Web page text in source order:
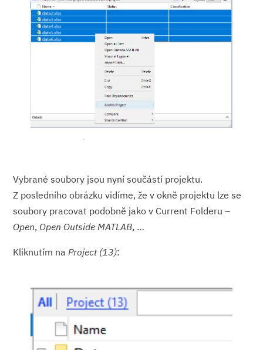
Vybrané soubory jsou nyní součástí projektu.
Z posledního obrázku vidíme, že v okně projektu lze se
soubory pracovat podobně jako v Current Folderu –
Open, Open Outside MATLAB, …
Kliknutím naProject (13):